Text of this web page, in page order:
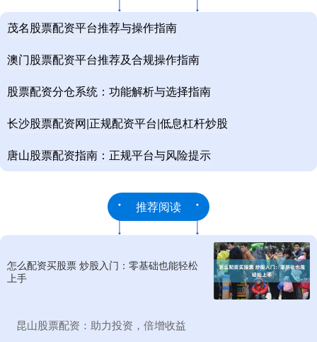
茂名股票配资平台推荐与操作指南
澳门股票配资平台推荐及合规操作指南
股票配资分仓系统：功能解析与选择指南
长沙股票配资网|正规配资平台|低息杠杆炒股
唐山股票配资指南：正规平台与风险提示
推荐阅读
怎么配资买股票 炒股入门：零基础也能轻松
上手
​昆山股票配资：助力投资，倍增收益